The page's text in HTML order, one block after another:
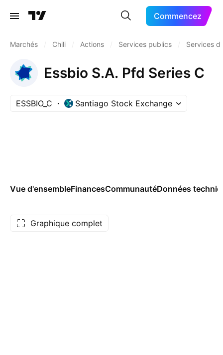
Commencez
Marchés Chili Actions Services publics Services
Essbio S.A. Pfd Series C
ESSBIO_C Santiago Stock Exchange
Vue d'ensembleFinancesCommunautéDonnées
Graphique complet